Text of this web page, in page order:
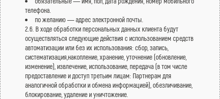
телефона.
по желанию — адрес электронной почты.
2.6. В ходе обработки персональных данных клиента будут
осуществляться следующие действия с использованием средств
автоматизации или без их использования: сбор, запись,
систематизация,накопление, хранение, уточнение (обновление,
изменение), извлечение, использование, передача (в том числе
предоставление и доступ третьим лицам: Партнерам для
аналогичной обработки и обмена информацией), обезличивание,
блокирование, удаление и уничтожение.